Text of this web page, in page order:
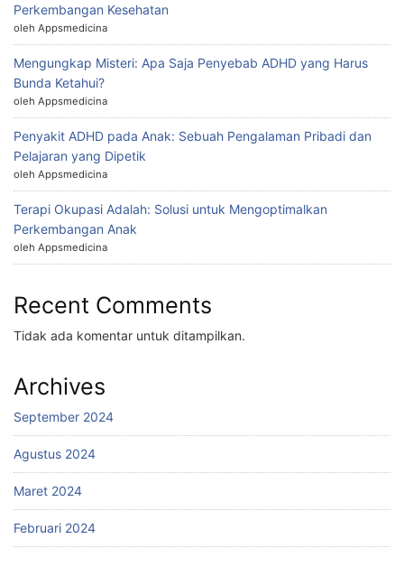
Perkembangan Kesehatan
oleh Appsmedicina
Mengungkap Misteri: Apa Saja Penyebab ADHD yang Harus
Bunda Ketahui?
oleh Appsmedicina
Penyakit ADHD pada Anak: Sebuah Pengalaman Pribadi dan
Pelajaran yang Dipetik
oleh Appsmedicina
Terapi Okupasi Adalah: Solusi untuk Mengoptimalkan
Perkembangan Anak
oleh Appsmedicina
Recent Comments
Tidak ada komentar untuk ditampilkan.
Archives
September 2024
Agustus 2024
Maret 2024
Februari 2024